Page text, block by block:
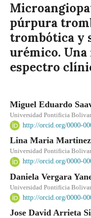
púrpura
trombótica y
urémico.
espectro
Miguel Eduardo
Universidad Pontificia
http://orcid.org/0000-
Lina Maria
Universidad Pontificia
http://orcid.org/0000-
Daniela Vergara
Universidad Pontificia
http://orcid.org/0000-
Jose David Arrieta